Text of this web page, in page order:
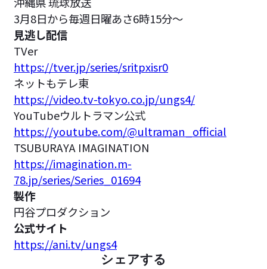
3月8日から毎週日曜あさ6時15分～
見逃し配信
TVer
https://tver.jp/series/sritpxisr0
ネットもテレ東
https://video.tv-tokyo.co.jp/ungs4/
YouTubeウルトラマン公式
https://youtube.com/@ultraman_official
TSUBURAYA IMAGINATION
https://imagination.m-
78.jp/series/Series_01694
製作
円谷プロダクション
公式サイト
https://ani.tv/ungs4
シェアする